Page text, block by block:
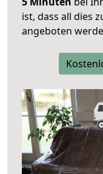
ist, dass all dies
angeboten